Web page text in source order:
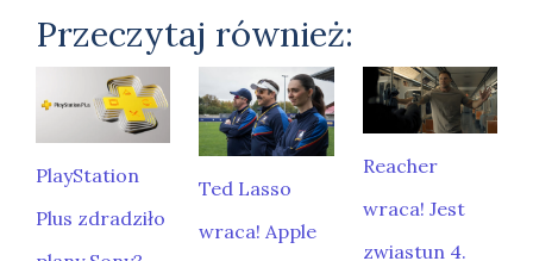
Przeczytaj również:
PlayStation
Plus zdradziło
Ted Lasso
wraca! Apple
Reacher
wraca! Jest
zwiastun 4.